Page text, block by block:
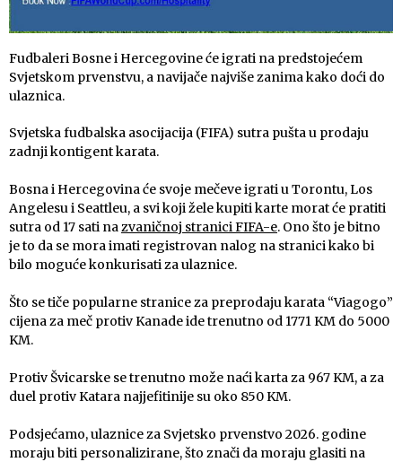
Fudbaleri Bosne i Hercegovine će igrati na predstojećem
Svjetskom prvenstvu, a navijače najviše zanima kako doći do
ulaznica.
Svjetska fudbalska asocijacija (FIFA) sutra pušta u prodaju
zadnji kontigent karata.
Bosna i Hercegovina će svoje mečeve igrati u Torontu, Los
Angelesu i Seattleu, a svi koji žele kupiti karte morat će pratiti
sutra od 17 sati nazvaničnoj stranici FIFA-e. Ono što je bitno
je to da se mora imati registrovan nalog na stranici kako bi
bilo moguće konkurisati za ulaznice.
Što se tiče popularne stranice za preprodaju karata “Viagogo”
cijena za meč protiv Kanade ide trenutno od 1771 KM do 5000
KM.
Protiv Švicarske se trenutno može naći karta za 967 KM, a za
duel protiv Katara najjefitinije su oko 850 KM.
Podsjećamo, ulaznice za Svjetsko prvenstvo 2026. godine
moraju biti personalizirane, što znači da moraju glasiti na